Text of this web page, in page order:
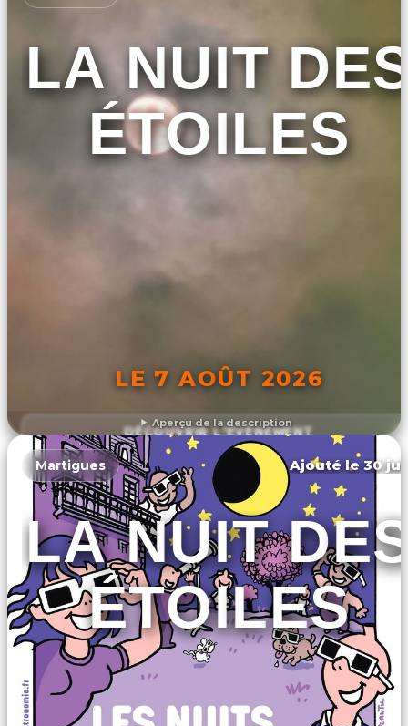
Aperçu de la description
LA NUIT
ÉTOILES
LE 7 AOÛT 2026
DÉCOUVRIR L'ÉVÉNEMENT
Martigues Ajouté le 30
LA NUIT
ÉTOILES